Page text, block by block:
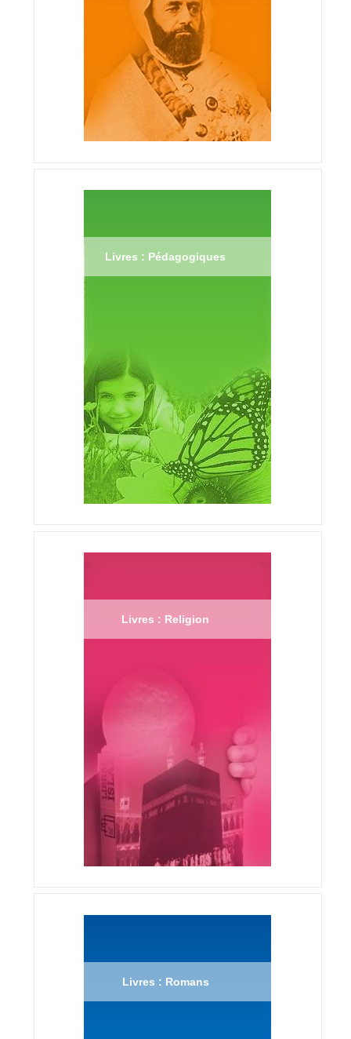
Livres : Pédagogiques
Livres : Religion
Livres : Romans